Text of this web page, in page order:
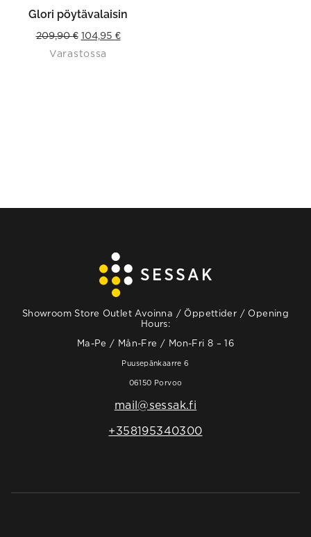
Glori pöytävalaisin
209,90€ Original
price
104,95 €Current
Varastossa
Showroom Store Outlet Avoinna / Öppettider / Opening
Hours:
Ma-Pe / Mån-Fre / Mon-Fri 8 – 16
Puusepänkaarre 6
06150 Porvoo
mail@sessak.fi
+358195340300